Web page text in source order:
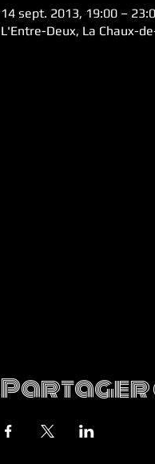
14 sept. 2013, 19:00 –
L'Entre-Deux, La Chaux-
Partager